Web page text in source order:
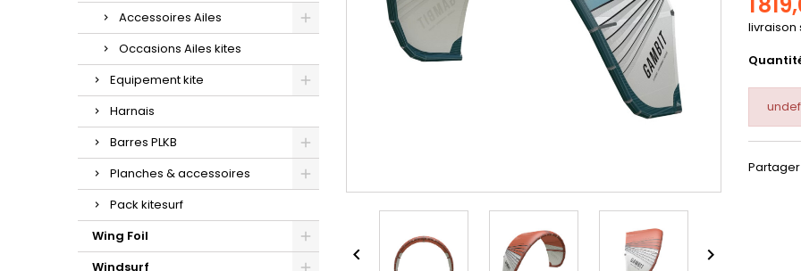
Accessoires Ailes
Occasions Ailes kites
Equipement kite
Harnais
Barres PLKB
Planches & accessoires
Pack kitesurf
Wing Foil
Windsurf
 
livraison
Partager